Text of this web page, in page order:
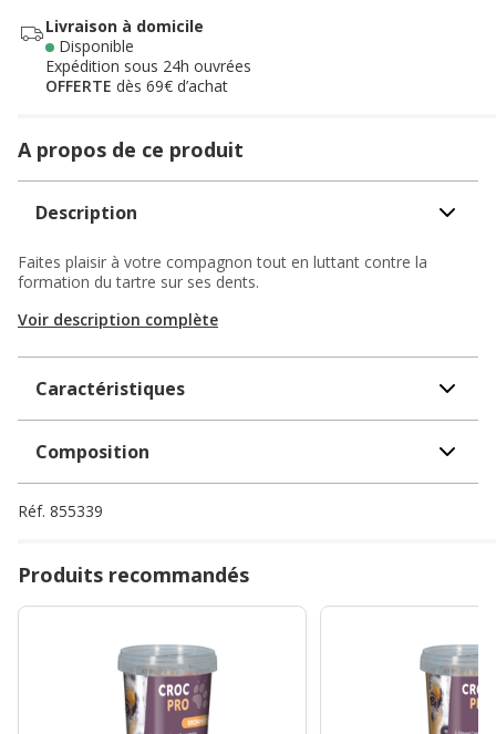
Livraison à domicile
Disponible
Expédition sous 24h ouvrées
OFFERTE dès 69€ d’achat
A propos de ce produit
Description
Faites plaisir à votre compagnon tout en luttant contre la
formation du tartre sur ses dents.
Voir description complète
Caractéristiques
Composition
Réf. 855339
Produits recommandés